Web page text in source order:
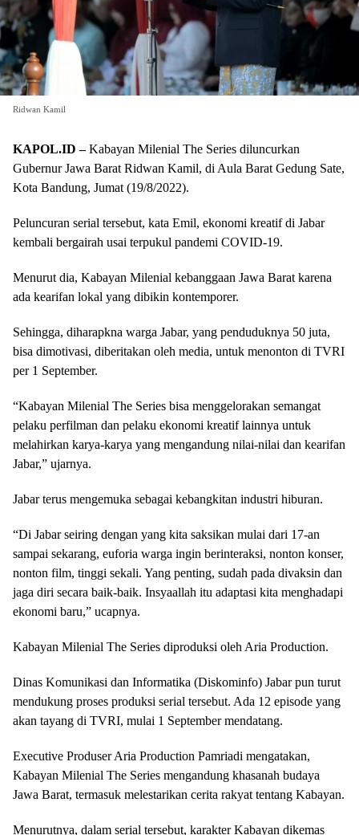
Ridwan Kamil
KAPOL.ID –Kabayan Milenial The Series diluncurkan
Gubernur Jawa Barat Ridwan Kamil, di Aula Barat Gedung Sate,
Kota Bandung, Jumat (19/8/2022).
Peluncuran serial tersebut, kata Emil, ekonomi kreatif di Jabar
kembali bergairah usai terpukul pandemi COVID-19.
Menurut dia, Kabayan Milenial kebanggaan Jawa Barat karena
ada kearifan lokal yang dibikin kontemporer.
Sehingga, diharapkna warga Jabar, yang penduduknya 50 juta,
bisa dimotivasi, diberitakan oleh media, untuk menonton di TVRI
per 1 September.
“Kabayan Milenial The Series bisa menggelorakan semangat
pelaku perfilman dan pelaku ekonomi kreatif lainnya untuk
melahirkan karya-karya yang mengandung nilai-nilai dan kearifan
Jabar,” ujarnya.
Jabar terus mengemuka sebagai kebangkitan industri hiburan.
“Di Jabar seiring dengan yang kita saksikan mulai dari 17-an
sampai sekarang, euforia warga ingin berinteraksi, nonton konser,
nonton film, tinggi sekali. Yang penting, sudah pada divaksin dan
jaga diri secara baik-baik. Insyaallah itu adaptasi kita menghadapi
ekonomi baru,” ucapnya.
Kabayan Milenial The Series diproduksi oleh Aria Production.
Dinas Komunikasi dan Informatika (Diskominfo) Jabar pun turut
mendukung proses produksi serial tersebut. Ada 12 episode yang
akan tayang di TVRI, mulai 1 September mendatang.
Executive Produser Aria Production Pamriadi mengatakan,
Kabayan Milenial The Series mengandung khasanah budaya
Jawa Barat, termasuk melestarikan cerita rakyat tentang Kabayan.
Menurutnya, dalam serial tersebut, karakter Kabayan dikemas